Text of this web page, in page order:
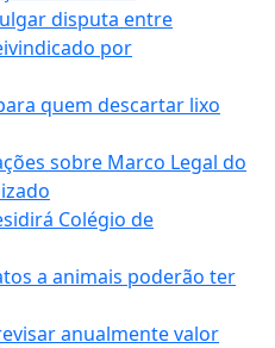
disputa entre
por
quem descartar lixo
sobre Marco Legal do
Colégio de
a animais poderão ter
anualmente valor